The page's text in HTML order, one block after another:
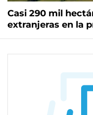
Casi 290 mil
extranjeras en la